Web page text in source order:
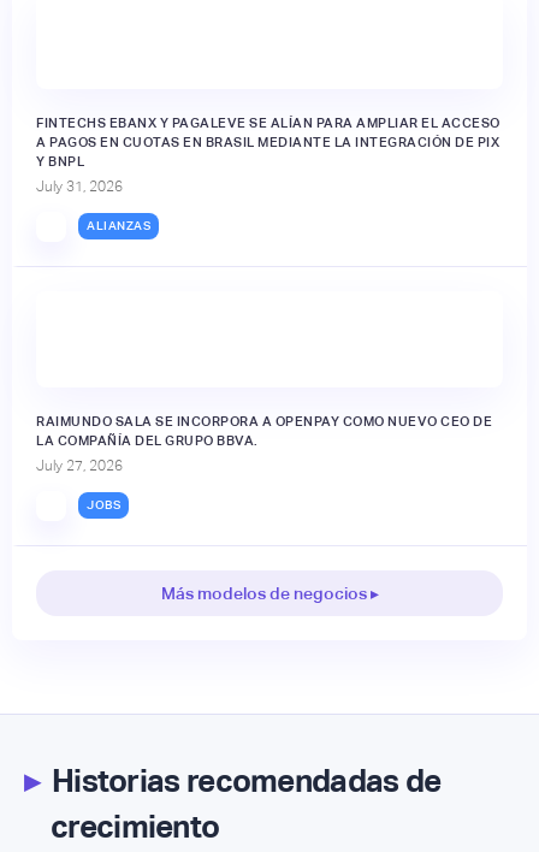
FINTECHS EBANX Y PAGALEVE SE ALÍAN PARA AMPLIAR EL ACCESO
A PAGOS EN CUOTAS EN BRASIL MEDIANTE LA INTEGRACIÓN DE PIX
Y BNPL
July 31, 2026
ALIANZAS
RAIMUNDO SALA SE INCORPORA A OPENPAY COMO NUEVO CEO DE
LA COMPAÑÍA DEL GRUPO BBVA.
July 27, 2026
JOBS
Más modelos de negocios ▸
▸Historias recomendadas de
crecimiento